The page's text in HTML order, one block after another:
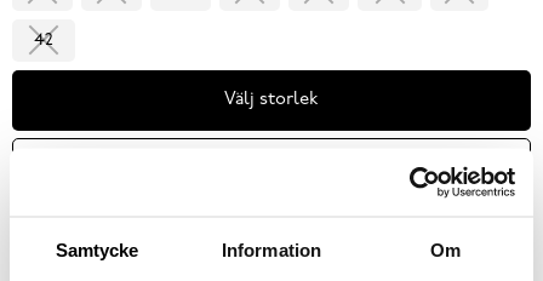
Samtycke Information Om
42
Välj storlek